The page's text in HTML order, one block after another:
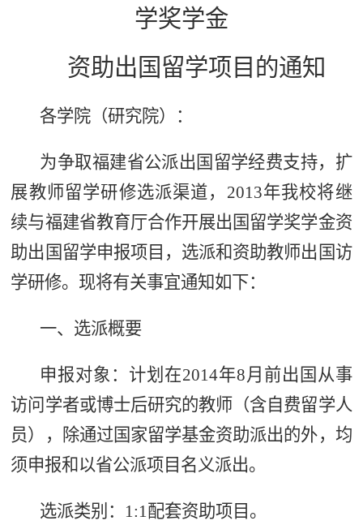
学奖学金
资助出国留学项目的通知
各学院（研究院）：
为争取福建省公派出国留学经费支持，扩
展教师留学研修选派渠道，2013年我校将继
续与福建省教育厅合作开展出国留学奖学金资
助出国留学申报项目，选派和资助教师出国访
学研修。现将有关事宜通知如下：
一、选派概要
申报对象：计划在2014年8月前出国从事
访问学者或博士后研究的教师（含自费留学人
员），除通过国家留学基金资助派出的外，均
须申报和以省公派项目名义派出。
选派类别：1:1配套资助项目。